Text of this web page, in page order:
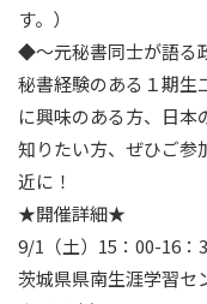
す。）
◆～元秘書同士が語る
秘書経験のある１期生
に興味のある方、日本
知りたい方、ぜひご参
近に！
★開催詳細★
9/1（土）15：00-16：
茨城県県南生涯学習